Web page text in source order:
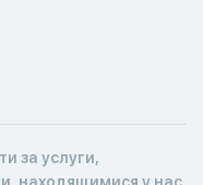
за услуги,
находящимися у нас